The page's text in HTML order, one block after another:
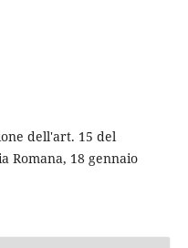
dell'art. 15 del
Romana, 18 gennaio